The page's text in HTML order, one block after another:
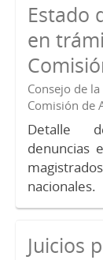
Estado
en
Consejo de
Comisión de
Detalle
denuncias
nacionales.
Juicios